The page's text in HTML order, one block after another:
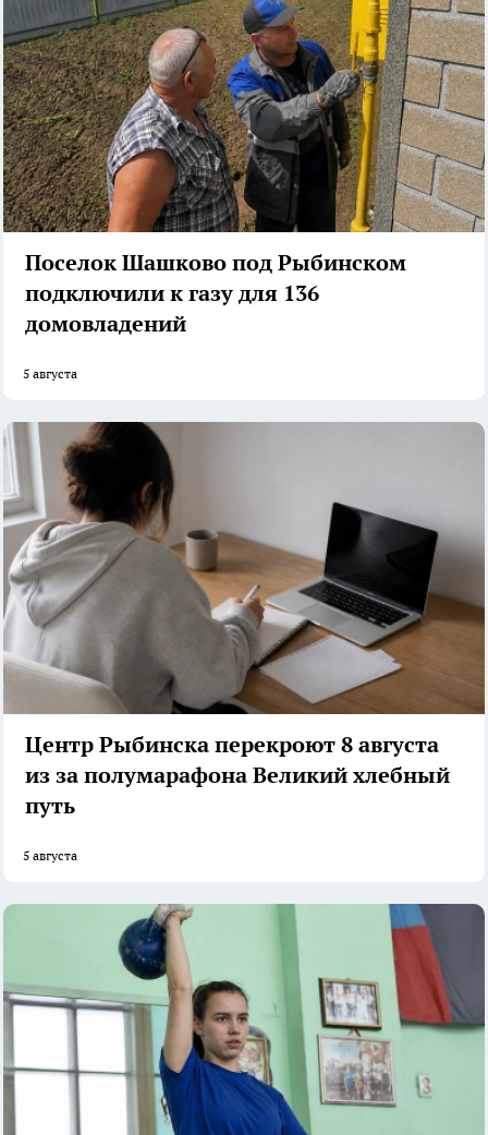
Поселок Шашково под Рыбинском
подключили к газу для 136
домовладений
5 августа
Центр Рыбинска перекроют 8 августа
из за полумарафона Великий хлебный
путь
5 августа